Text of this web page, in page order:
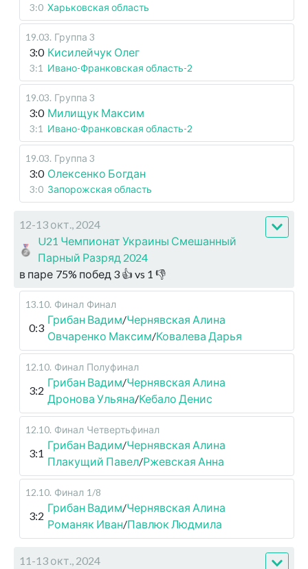
3:0 Харьковская область
19.03. Группа 3
3:0 Кисилейчук Олег
3:1 Ивано-Франковская область-2
19.03. Группа 3
3:0 Милищук Максим
3:1 Ивано-Франковская область-2
19.03. Группа 3
3:0 Олексенко Богдан
3:0 Запорожская область
12-13 окт., 2024
U21 Чемпионат Украины Смешанный
Парный Разряд 2024
в паре 75% побед 3 👍 vs 1 👎
13.10. Финал Финал
0:3
Грибан Вадим/Чернявская Алина
Овчаренко Максим/Ковалева Дарья
12.10. Финал Полуфинал
3:2
Грибан Вадим/Чернявская Алина
Дронова Ульяна/Кебало Денис
12.10. Финал Четвертьфинал
3:1
Грибан Вадим/Чернявская Алина
Плакущий Павел/Ржевская Анна
12.10. Финал 1/8
3:2
Грибан Вадим/Чернявская Алина
Романяк Иван/Павлюк Людмила
11-13 окт., 2024